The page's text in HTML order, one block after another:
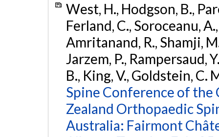
West, H., Hodgson, B.,
Ferland, C., Soroceanu,
Amritanand, R., Shamji,
Jarzem, P., Rampersaud,
B., King, V., Goldstein, C.
Spine Conference of the
Zealand Orthopaedic
Australia: Fairmont